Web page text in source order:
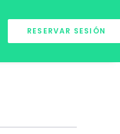
RESERVAR SESIÓN